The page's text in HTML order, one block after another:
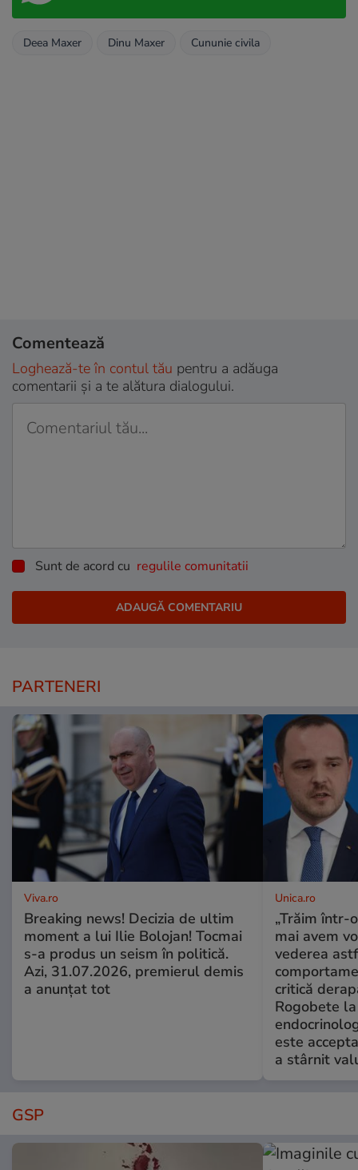
Deea Maxer Dinu Maxer Cununie civila
Comentează
Loghează-te în contul tău pentru a adăuga
comentarii și a te alătura dialogului.
Sunt de acord cu regulile comunitatii
PARTENERI
Viva.ro
Breaking news! Decizia de ultim
moment a lui Ilie Bolojan! Tocmai
s-a produs un seism în politică.
Azi, 31.07.2026, premierul demis
a anunțat tot
Unica.ro
„Trăim într-
mai avem
vederea
critică
Rogobete
este
a stârnit
GSP